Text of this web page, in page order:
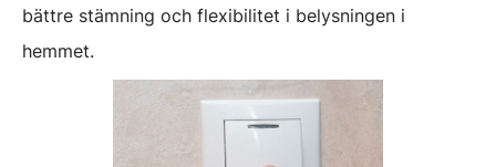
bättre stämning och flexibilitet i belysningen i
hemmet.